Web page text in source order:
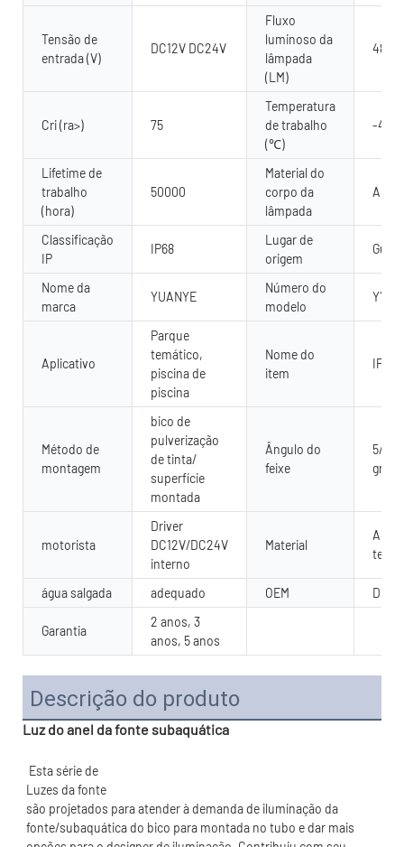
Tensão de
entrada (V)
DC12V DC24V
Fluxo
luminoso da
lâmpada
(LM)
480
Cri (ra>) 75
Temperatura
de trabalho
(℃)
-40 -
Lifetime de
trabalho
(hora)
50000
Material do
corpo da
lâmpada
Aço
Classificação
IP
IP68
Lugar de
origem
Nome da
marca
YUANYE
Número do
modelo
YY-
Aplicativo
Parque
temático,
piscina de
piscina
Nome do
item
IP68
Método de
montagem
bico de
pulverização
de tinta/
superfície
montada
Ângulo do
feixe
5/10/
grau
motorista
Driver
DC12V/DC24V
interno
Material
Aço
água salgada adequado OEM
Garantia
2 anos, 3
anos, 5 anos
Descrição do produto
Luz do anel da fonte subaquática
são projetados para atender à demanda de iluminação da
fonte/subaquática do bico para montada no tubo e dar mais